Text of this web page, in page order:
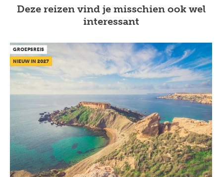
Deze reizen vind je misschien ook wel
interessant
GROEPSREIS
NIEUW IN 2027